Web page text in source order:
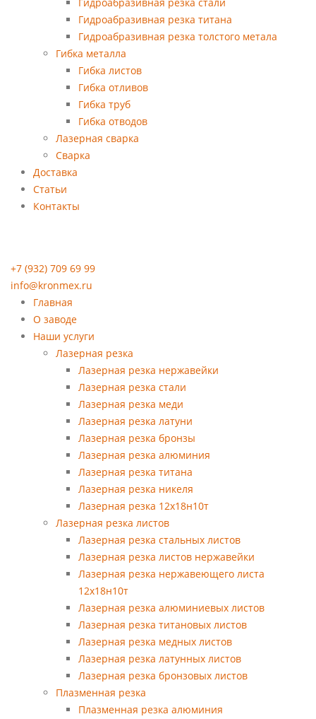
Гидроабразивная резка титана
Гидроабразивная резка толстого метала
Гибка металла
Гибка листов
Гибка отливов
Гибка труб
Гибка отводов
Лазерная сварка
Сварка
Доставка
Статьи
Контакты
+7 (932) 709 69 99
info@kronmex.ru
Главная
О заводе
Наши услуги
Лазерная резка
Лазерная резка нержавейки
Лазерная резка стали
Лазерная резка меди
Лазерная резка латуни
Лазерная резка бронзы
Лазерная резка алюминия
Лазерная резка титана
Лазерная резка никеля
Лазерная резка 12х18н10т
Лазерная резка листов
Лазерная резка стальных листов
Лазерная резка листов нержавейки
Лазерная резка нержавеющего листа
12х18н10т
Лазерная резка алюминиевых листов
Лазерная резка титановых листов
Лазерная резка медных листов
Лазерная резка латунных листов
Лазерная резка бронзовых листов
Плазменная резка
Плазменная резка алюминия